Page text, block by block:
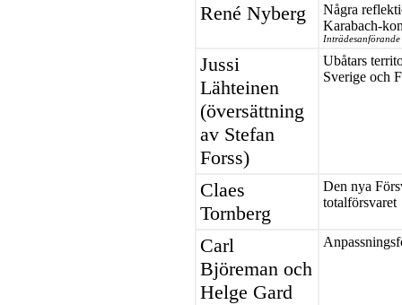
René Nyberg
Några
Karabach-
Jussi
Lähteinen
(översättning
av Stefan
Forss)
Ubåtars
Sverige och
Claes
Tornberg
Den nya
totalförsvaret
Carl
Björeman och
Helge Gard